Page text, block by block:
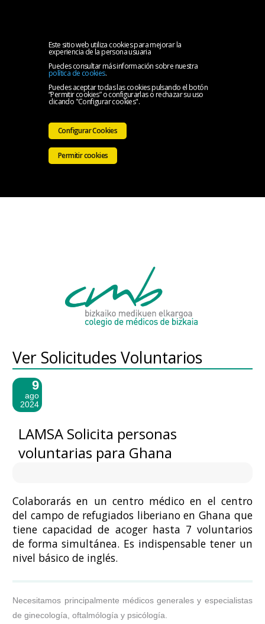
Este sitio web utiliza cookies para mejorar la
experiencia de la persona usuaria
Puedes consultar más información sobre nuestra
política de cookies.
Puedes aceptar todas las cookies pulsando el botón
“Permitir cookies” o configurarlas o rechazar su uso
clicando "Configurar cookies".
Configurar Cookies
Permitir cookies
Ver Solicitudes Voluntarios
9
ago
2024
LAMSA Solicita personas
voluntarias para Ghana
Colaborarás en un centro médico en el centro
del campo de refugiados liberiano en Ghana que
tiene capacidad de acoger hasta 7 voluntarios
de forma simultánea. Es indispensable tener un
nivel básico de inglés.
Necesitamos principalmente médicos generales y especialistas
de ginecología, oftalmólogía y psicólogía.